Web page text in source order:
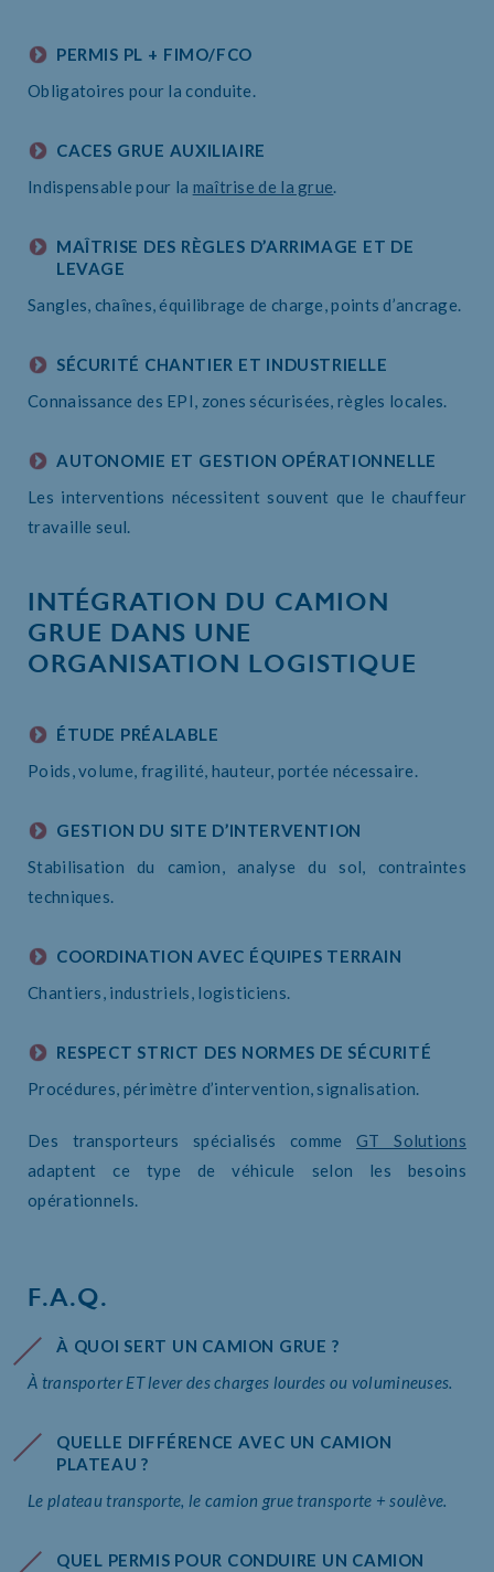
PERMIS PL + FIMO/FCO
Obligatoires pour la conduite.
CACES GRUE AUXILIAIRE
Indispensable pour la maîtrise de la grue.
MAÎTRISE DES RÈGLES D’ARRIMAGE ET DE
LEVAGE
Sangles, chaînes, équilibrage de charge, points d’ancrage.
SÉCURITÉ CHANTIER ET INDUSTRIELLE
Connaissance des EPI, zones sécurisées, règles locales.
AUTONOMIE ET GESTION OPÉRATIONNELLE
Les interventions nécessitent souvent que le chauffeur
travaille seul.
INTÉGRATION DU CAMION
GRUE DANS UNE
ORGANISATION LOGISTIQUE
ÉTUDE PRÉALABLE
Poids, volume, fragilité, hauteur, portée nécessaire.
GESTION DU SITE D’INTERVENTION
Stabilisation du camion, analyse du sol, contraintes
techniques.
COORDINATION AVEC ÉQUIPES TERRAIN
Chantiers, industriels, logisticiens.
RESPECT STRICT DES NORMES DE SÉCURITÉ
Procédures, périmètre d’intervention, signalisation.
Des transporteurs spécialisés commeGT Solutions
adaptent ce type de véhicule selon les besoins
opérationnels.
F.A.Q.
À QUOI SERT UN CAMION GRUE ?
À transporter ET lever des charges lourdes ou volumineuses.
QUELLE DIFFÉRENCE AVEC UN CAMION
PLATEAU ?
Le plateau transporte, le camion grue transporte + soulève.
QUEL PERMIS POUR CONDUIRE UN CAMION